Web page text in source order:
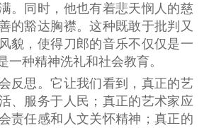
。同时，他也有着悲天悯人的慈
的豁达胸襟。这种既敢于批判又
貌，使得刀郎的音乐不仅仅是一
一种精神洗礼和社会教育。
反思。它让我们看到，真正的艺
、服务于人民；真正的艺术家应
责任感和人文关怀精神；真正的